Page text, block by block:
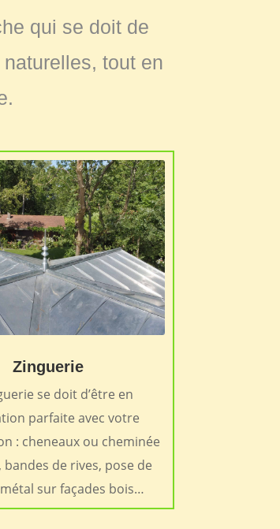
qui se doit de
tout en
Zinguerie
se doit d’être en
parfaite avec votre
: cheneaux ou cheminée
bandes de rives, pose de
sur façades bois…